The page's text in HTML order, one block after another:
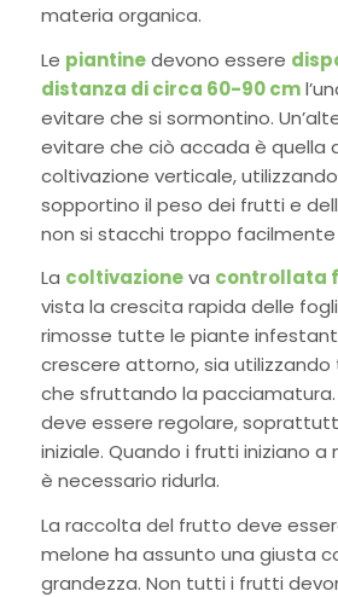
materia organica.
Le piantinedevono essere
distanza di circa 60-90 cm
evitare che si sormontino.
evitare che ciò accada è quella
coltivazione verticale,
sopportino il peso dei frutti e
non si stacchi troppo
La coltivazioneva controllata
vista la crescita rapida delle
rimosse tutte le piante
crescere attorno, sia utilizzando
che sfruttando la pacciamatura.
deve essere regolare,
iniziale. Quando i frutti iniziano a
è necessario ridurla.
La raccolta del frutto deve
melone ha assunto una giusta
grandezza. Non tutti i frutti